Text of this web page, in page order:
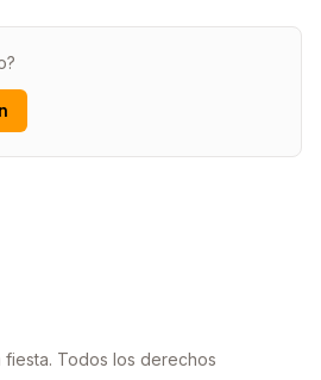
Todos los derechos